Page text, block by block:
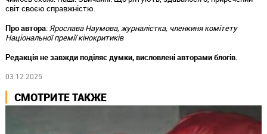
світ своєю справжністю.
Про автора:Ярослава Наумова, журналістка, членкиня комітету
Національної премії кінокритиків
Редакція не завжди поділяє думки, висловлені авторами блогів.
03.12.2025
СМОТРИТЕ ТАКЖЕ